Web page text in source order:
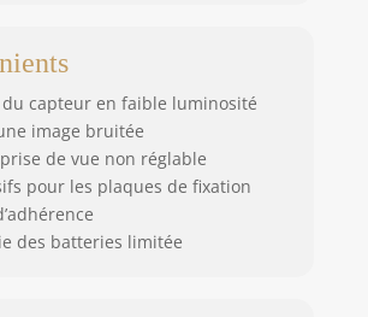
rechargeables
offrent une grande
flexibilité.
capteur en faible luminosité
image bruitée
de vue non réglable
pour les plaques de fixation
des batteries limitée